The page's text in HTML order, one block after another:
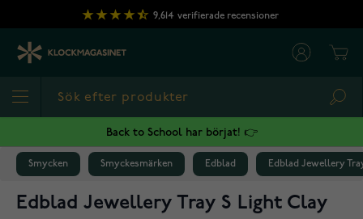
Hoppa till innehållet
9,614 verifierade recensioner
Back to School har börjat! 👉
Smycken Smyckesmärken Edblad Edblad Jewellery
Edblad Jewellery Tray S Light Clay